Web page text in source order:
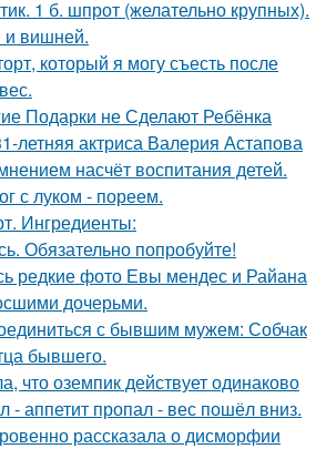
1 б. шпрот (желательно крупных).
и вишней.
который я могу съесть после
Подарки не Сделают Ребёнка
летняя актриса Валерия Астапова
насчёт воспитания детей.
с луком - пореем.
Ингредиенты:
Обязательно попробуйте!
редкие фото Евы мендес и Райана
дочерьми.
с бывшим мужем: Собчак
бывшего.
что оземпик действует одинаково
- аппетит пропал - вес пошёл вниз.
рассказала о дисморфии